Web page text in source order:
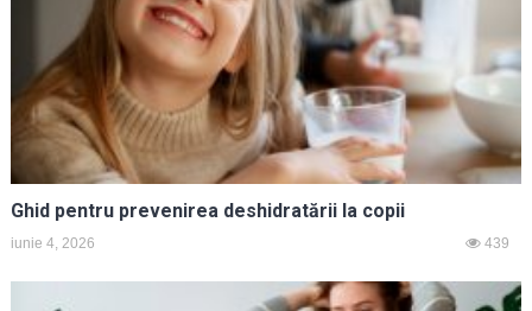
Ghid pentru prevenirea deshidratării la copii
iunie 4, 2026 439